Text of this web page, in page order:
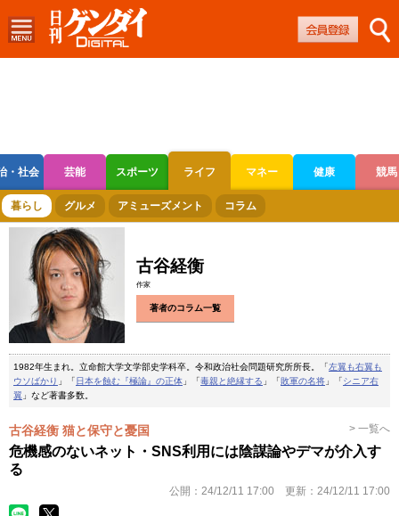
・社会 芸能 スポーツ ライフ マネー 健康 競馬
ボートレース 競輪 オートレース
暮らし グルメ アミューズメント コラム
古谷経衡
作家
著者のコラム一覧
1982年生まれ。立命館大学文学部史学科卒。令和政治社会問題研究所所長。「左翼も右翼も
ウソばかり 」「日本を蝕む『極論』の正体 」「毒親と絶縁する 」「敗軍の名将 」「シニア右
翼 」など著書多数。
古谷経衡 猫と保守と憂国 > 一覧へ
危機感のないネット・SNS利用には陰謀論やデマが介入す
る
公開： 24/12/11 17:00 更新： 24/12/11 17:00